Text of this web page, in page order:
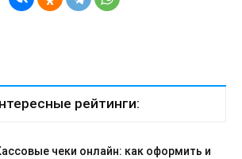
рейтинги:
чеки онлайн: как оформить и